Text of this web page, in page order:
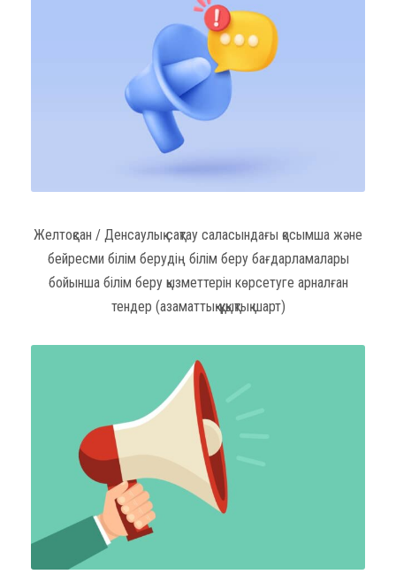
Желтоқсан / Денсаулық сақтау саласындағы қосымша және
бейресми білім берудің білім беру бағдарламалары
бойынша білім беру қызметтерін көрсетуге арналған
тендер (азаматтық-құқықтық шарт)